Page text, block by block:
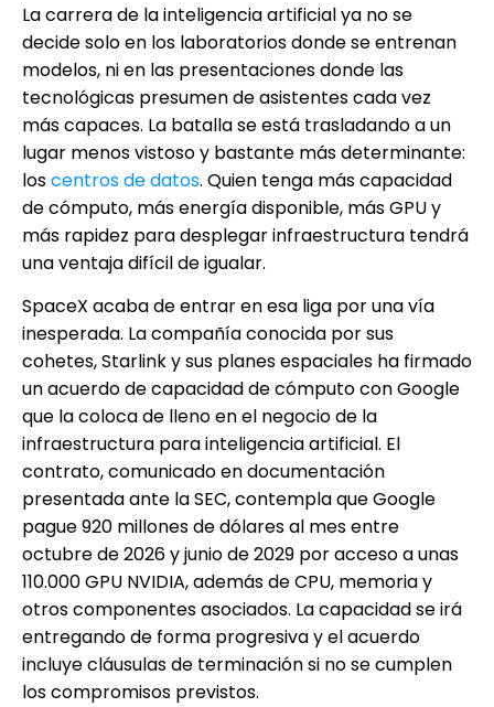
La carrera de la inteligencia artificial ya no se
decide solo en los laboratorios donde se entrenan
modelos, ni en las presentaciones donde las
tecnológicas presumen de asistentes cada vez
más capaces. La batalla se está trasladando a un
lugar menos vistoso y bastante más determinante:
loscentros de datos. Quien tenga más capacidad
de cómputo, más energía disponible, más GPU y
más rapidez para desplegar infraestructura tendrá
una ventaja difícil de igualar.
SpaceX acaba de entrar en esa liga por una vía
inesperada. La compañía conocida por sus
cohetes, Starlink y sus planes espaciales ha firmado
un acuerdo de capacidad de cómputo con Google
que la coloca de lleno en el negocio de la
infraestructura para inteligencia artificial. El
contrato, comunicado en documentación
presentada ante la SEC, contempla que Google
pague 920 millones de dólares al mes entre
octubre de 2026 y junio de 2029 por acceso a unas
110.000 GPU NVIDIA, además de CPU, memoria y
otros componentes asociados. La capacidad se irá
entregando de forma progresiva y el acuerdo
incluye cláusulas de terminación si no se cumplen
los compromisos previstos.